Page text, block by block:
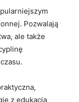
Pozwalają
ale także
z edukacją